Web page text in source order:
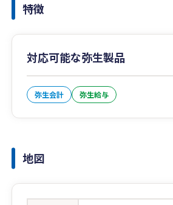
特徴
対応可能な弥生製品
弥生会計 弥生給与
地図